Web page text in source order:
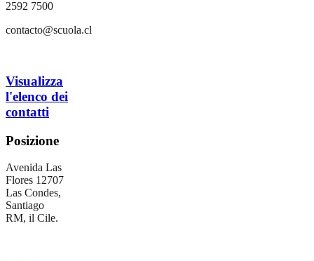
2592 7500
contacto@scuola.cl
Visualizza
l'elenco dei
contatti
Posizione
Avenida Las
Flores 12707
Las Condes,
Santiago
RM, il Cile.